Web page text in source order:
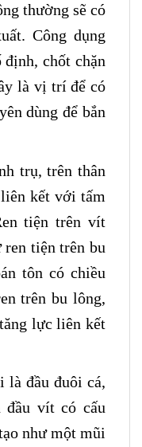
thường sẽ có
Công dụng
chốt chặn
là vị trí để có
dùng để bắn
trụ, trên thân
kết với tấm
tiện trên vít
ren tiện trên bu
tôn có chiều
trên bu lông,
lực liên kết
là đầu đuôi cá,
đầu vít có cấu
như một mũi